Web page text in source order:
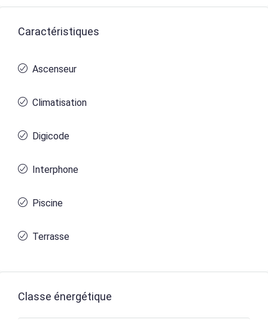
Caractéristiques
Ascenseur
Climatisation
Digicode
Interphone
Piscine
Terrasse
Classe énergétique